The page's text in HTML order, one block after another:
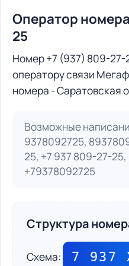
Оператор
25
Номер +7 (937) 809-
оператору связи
номера - Саратовская
Возможные
9378092725,
25, +7 937 809-27-
+79378092725
Структура
Схема: 7 937